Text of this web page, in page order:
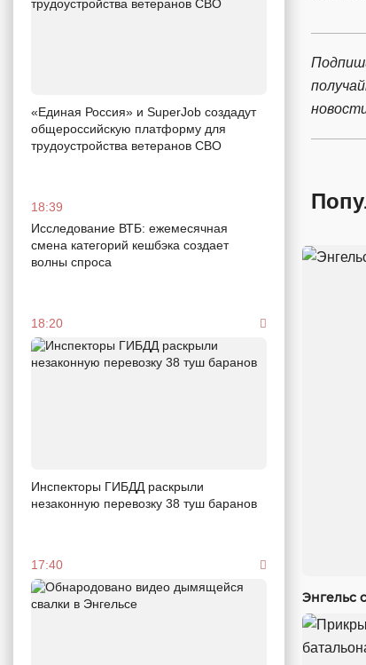
«Единая Россия» и SuperJob создадут
общероссийскую платформу для
трудоустройства ветеранов СВО
18:39
Исследование ВТБ: ежемесячная
смена категорий кешбэка создает
волны спроса
18:20
Инспекторы ГИБДД раскрыли
незаконную перевозку 38 туш баранов
17:40
Энгельс